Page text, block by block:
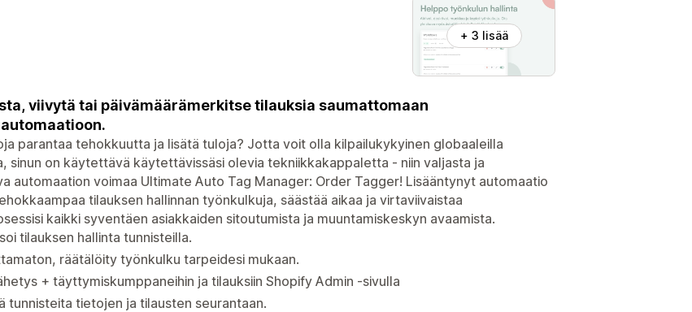
+ 3 lisää
viivytä tai päivämäärämerkitse tilauksia saumattomaan
parantaa tehokkuutta ja lisätä tuloja? Jotta voit olla kilpailukykyinen globaaleilla
sinun on käytettävä käytettävissäsi olevia tekniikkakappaletta - niin valjasta ja
automaation voimaa Ultimate Auto Tag Manager: Order Tagger! Lisääntynyt automaatio
tilauksen hallinnan työnkulkuja, säästää aikaa ja virtaviivaistaa
kaikki syventäen asiakkaiden sitoutumista ja muuntamiskeskyn avaamista.
tilauksen hallinta tunnisteilla.
räätälöity työnkulku tarpeidesi mukaan.
+ täyttymiskumppaneihin ja tilauksiin Shopify Admin -sivulla
tunnisteita tietojen ja tilausten seurantaan.